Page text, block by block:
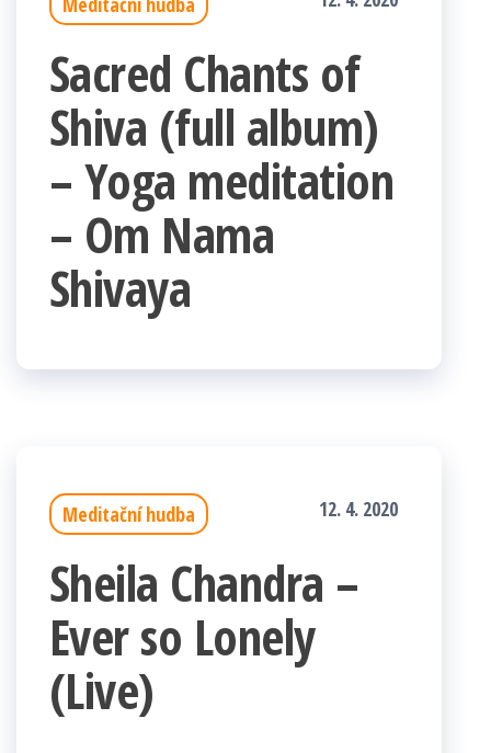
Sacred Chants of
Shiva (full album)
– Yoga meditation
– Om Nama
Shivaya
Meditační hudba 12. 4. 2020
Sheila Chandra –
Ever so Lonely
(Live)